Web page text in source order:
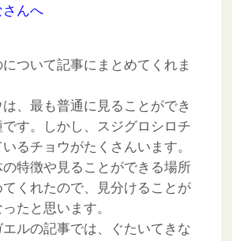
さんへ
ついて記事にまとめてくれま
、最も普通に見ることができ
す。しかし、スジグロシロチ
るチョウがたくさんいます。
特徴や見ることができる場所
くれたので、見分けることが
たと思います。
ルの記事では、ぐたいてきな